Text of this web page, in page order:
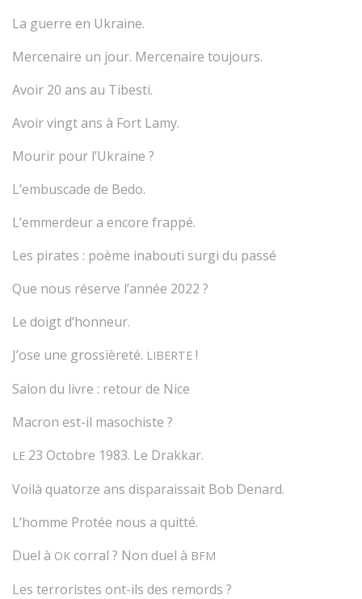
La guerre en Ukraine.
Mercenaire un jour. Mercenaire toujours.
Avoir 20 ans au Tibesti.
Avoir vingt ans à Fort Lamy.
Mourir pour l’Ukraine ?
L’embuscade de Bedo.
L’emmerdeur a encore frappé.
Les pirates : poème inabouti surgi du passé
Que nous réserve l’année 2022 ?
Le doigt d’honneur.
J’ose une grossièreté. LIBERTE !
Salon du livre : retour de Nice
Macron est-il masochiste ?
LE 23 Octobre 1983. Le Drakkar.
Voilà quatorze ans disparaissait Bob Denard.
L’homme Protée nous a quitté.
Duel à OK corral ? Non duel à BFM
Les terroristes ont-ils des remords ?